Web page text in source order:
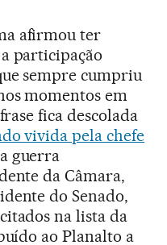
afirmou ter
participação
sempre cumpriu
momentos em
fica descolada
vivida pela chefe
guerra
da Câmara,
do Senado,
na lista da
ao Planalto a